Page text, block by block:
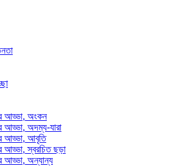
আড্ডা, অংকন
আড্ডা, অদম্য-যারা
আড্ডা, আবৃতি
আড্ডা, স্বরচিত ছড়া
আড্ডা, অন্যান্য